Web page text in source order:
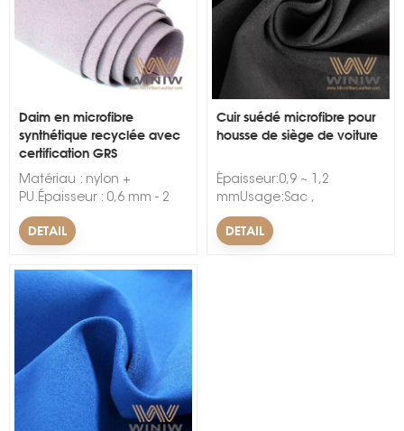
Daim en microfibre
synthétique recyclée avec
certification GRS
Matériau : nylon +
PU.Épaisseur : 0,6 mm - 2
mm.Largeur : 54".Couleur :
noir, gris, beige, marron,
personnalisé.
DETAIL
Cuir suédé microfibre pour
housse de siège de voiture
Épaisseur:0,9 ~ 1,2
mmUsage:Sac ,
Chaussures , Déco , Siège
d'auto ,
DETAIL